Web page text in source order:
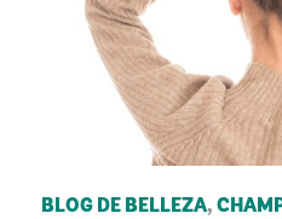
BLOG DE BELLEZA,